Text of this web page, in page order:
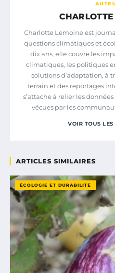
Charlotte Lemoine est
questions climatiques et
dix ans, elle couvre les
climatiques, les politiques
solutions d’adaptation, à
terrain et des reportages
s’attache à relier les
vécues par les
VOIR TOUS LES
ARTICLES SIMILAIRES
ÉCOLOGIE ET DURABILITÉ